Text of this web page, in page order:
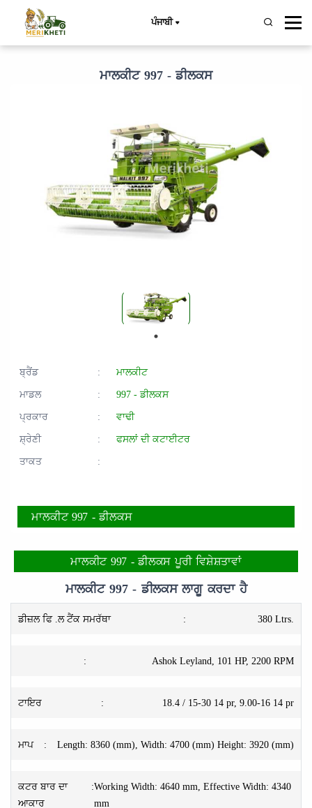
ਪੰਜਾਬੀ
ਮਾਲਕੀਟ 997 - ਡੀਲਕਸ
ਬ੍ਰੈਂਡ :
ਮਾਲਕੀਟ
ਮਾਡਲ
:
997 - ਡੀਲਕਸ
ਪ੍ਰਕਾਰ
:
ਵਾਢੀ
ਸ਼੍ਰੇਣੀ
:
ਫਸਲਾਂ ਦੀ ਕਟਾਈਟਰ
ਤਾਕਤ
:
ਮਾਲਕੀਟ 997 - ਡੀਲਕਸ
ਮਾਲਕੀਟ 997 - ਡੀਲਕਸ ਪੂਰੀ ਵਿਸ਼ੇਸ਼ਤਾਵਾਂ
ਮਾਲਕੀਟ 997 - ਡੀਲਕਸ ਲਾਗੂ ਕਰਦਾ ਹੈ
ਡੀਜ਼ਲ ਫਿ .ਲ ਟੈਂਕ ਸਮਰੱਥਾ : 380 Ltrs.
: Ashok Leyland, 101 HP, 2200 RPM
ਟਾਇਰ : 18.4 / 15-30 14 pr, 9.00-16 14 pr
ਮਾਪ : Length: 8360 (mm), Width: 4700 (mm) Height: 3920 (mm)
ਕਟਰ ਬਾਰ ਦਾ
ਆਕਾਰ
:Working Width: 4640 mm, Effective Width: 4340
mm